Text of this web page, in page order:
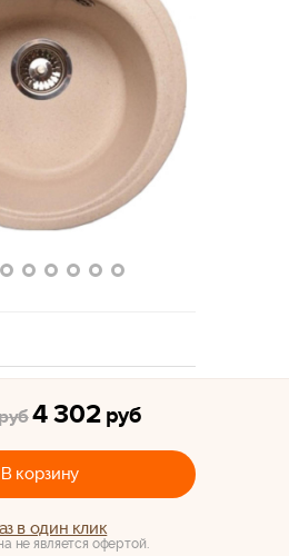
4 302руб
В корзину
в один клик
не является офертой.